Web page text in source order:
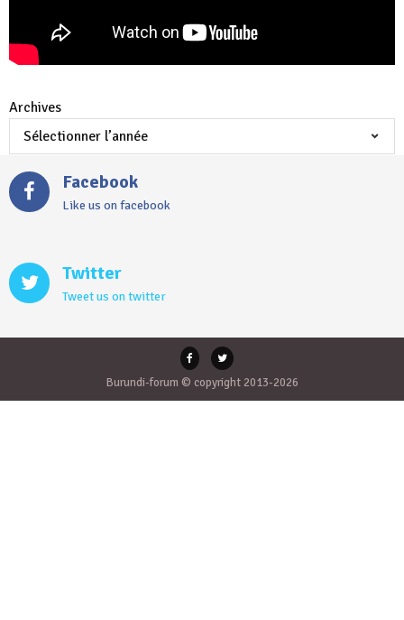
Archives
Facebook
Like us on facebook
Twitter
Tweet us on twitter
Burundi-forum © copyright 2013-2026